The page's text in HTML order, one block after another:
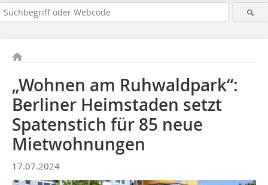
„Wohnen am Ruhwaldpark“:
Berliner Heimstaden setzt
Spatenstich für 85 neue
Mietwohnungen
17.07.2024